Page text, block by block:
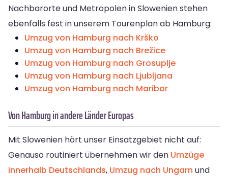
Nachbarorte und Metropolen in Slowenien stehen
ebenfalls fest in unserem Tourenplan ab Hamburg:
Umzug von Hamburg nach Krško
Umzug von Hamburg nach Brežice
Umzug von Hamburg nach Grosuplje
Umzug von Hamburg nach Ljubljana
Umzug von Hamburg nach Maribor
Von Hamburg in andere Länder Europas
Mit Slowenien hört unser Einsatzgebiet nicht auf:
Genauso routiniert übernehmen wir den Umzüge
innerhalb Deutschlands, Umzug nach Ungarn und